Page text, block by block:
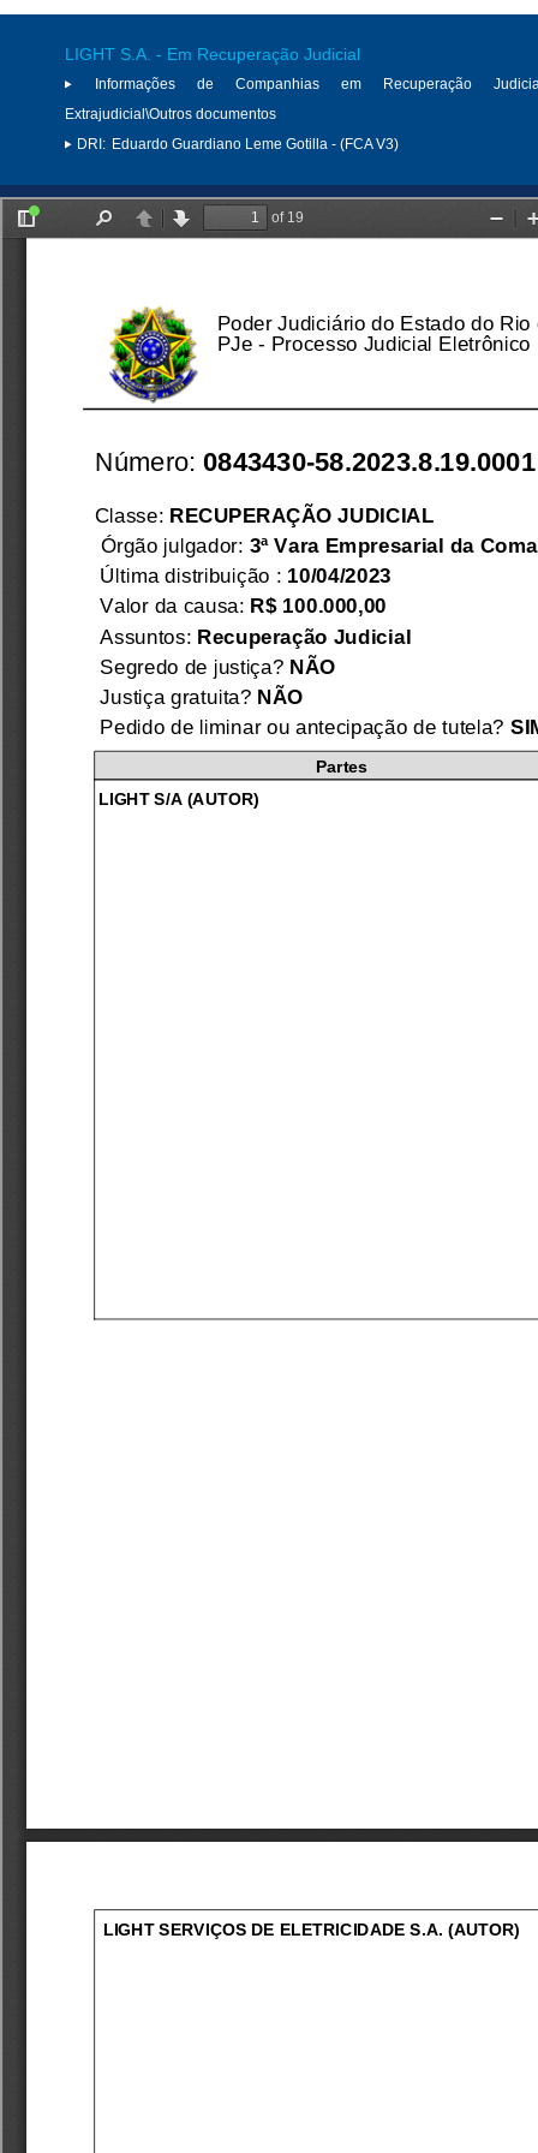
LIGHT S.A. - Em Recuperação Judicial
Informações de Companhias em Recuperação
Extrajudicial\Outros documentos
DRI: Eduardo Guardiano Leme Gotilla - (FCA V3)